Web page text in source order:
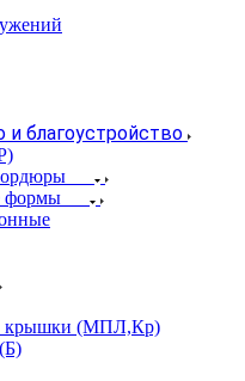
благоустройство
формы
крышки (МПЛ,Кр)